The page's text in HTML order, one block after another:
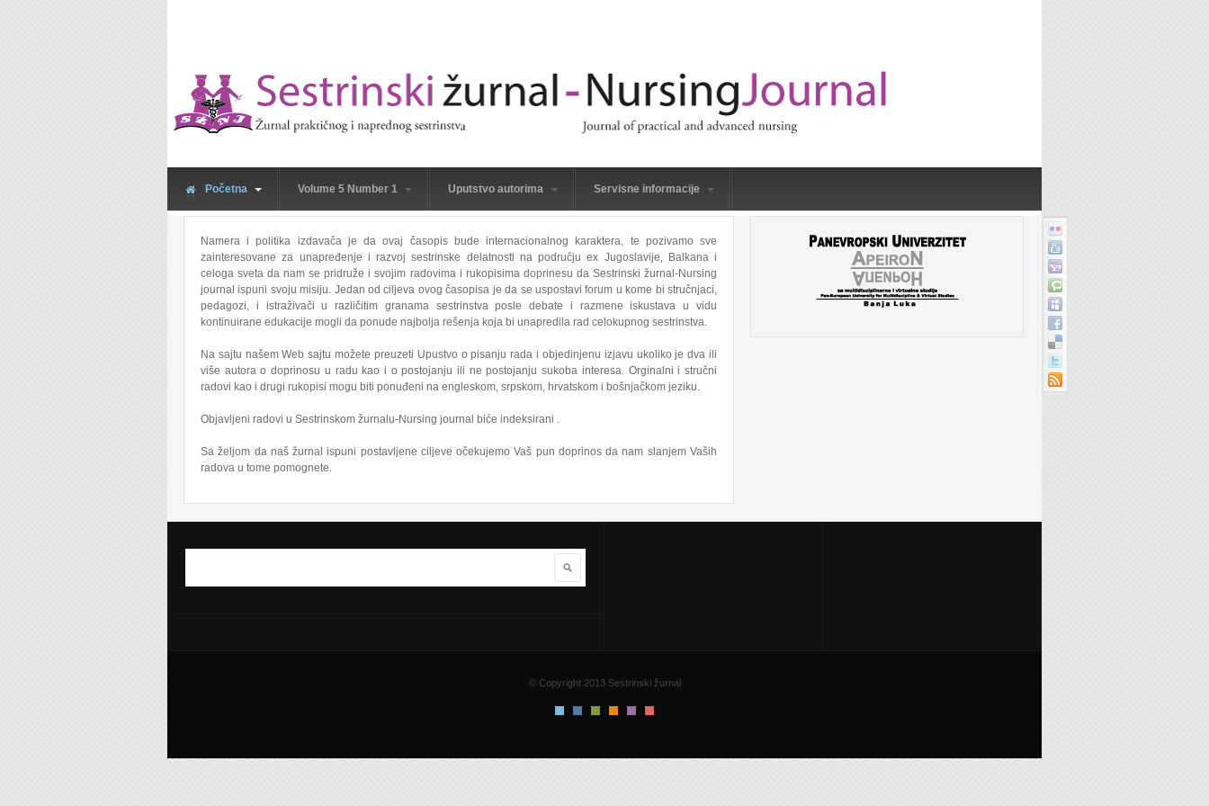
Početna Volume 5 Number 1 Uputstvo autorima Servisne informacije
Namera i politika izdavača je da ovaj časopis bude internacionalnog karaktera, te pozivamo sve
zainteresovane za unapređenje i razvoj sestrinske delatnosti na području ex Jugoslavije, Balkana i
celoga sveta da nam se pridruže i svojim radovima i rukopisima doprinesu da Sestrinski žurnal-Nursing
journal ispuni svoju misiju. Jedan od ciljeva ovog časopisa je da se uspostavi forum u kome bi stručnjaci,
pedagozi, i istraživači u različitim granama sestrinstva posle debate i razmene iskustava u vidu
kontinuirane edukacije mogli da ponude najbolja rešenja koja bi unapredila rad celokupnog sestrinstva.
Na sajtu našem Web sajtu možete preuzeti Upustvo o pisanju rada i objedinjenu izjavu ukoliko je dva ili
više autora o doprinosu u radu kao i o postojanju ili ne postojanju sukoba interesa. Orginalni i stručni
radovi kao i drugi rukopisi mogu biti ponuđeni na engleskom, srpskom, hrvatskom i bošnjačkom jeziku.
Objavljeni radovi u Sestrinskom žurnalu-Nursing journal biće indeksirani .
Sa željom da naš žurnal ispuni postavljene ciljeve očekujemo Vaš pun doprinos da nam slanjem Vaših
radova u tome pomognete.
Pretraga
© Copyright 2013 Sestrinski žurnal